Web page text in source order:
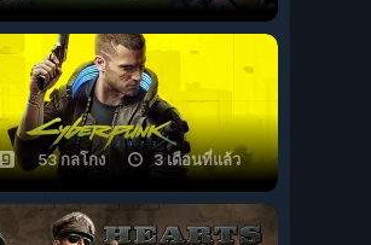
53 กลโกง 3 เดือนที่แล้ว